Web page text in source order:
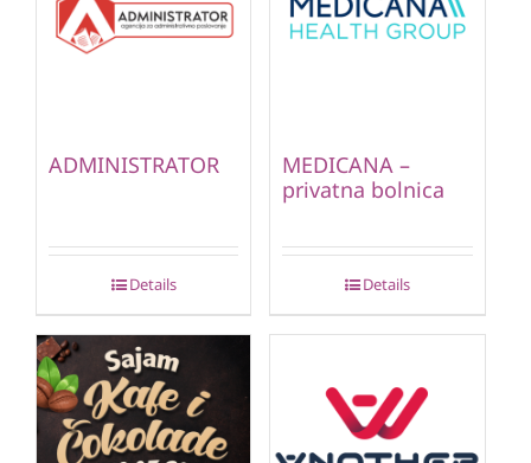
ADMINISTRATOR
Details
MEDICANA –
privatna bolnica
Details